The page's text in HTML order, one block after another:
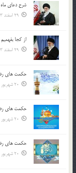
شرح دعای
29 اسفند 03
از كجا
29 اسفند 03
حکمت های
20 شهریور 03
حکمت های
20 شهریور 03
حکمت های
20 شهریور 03